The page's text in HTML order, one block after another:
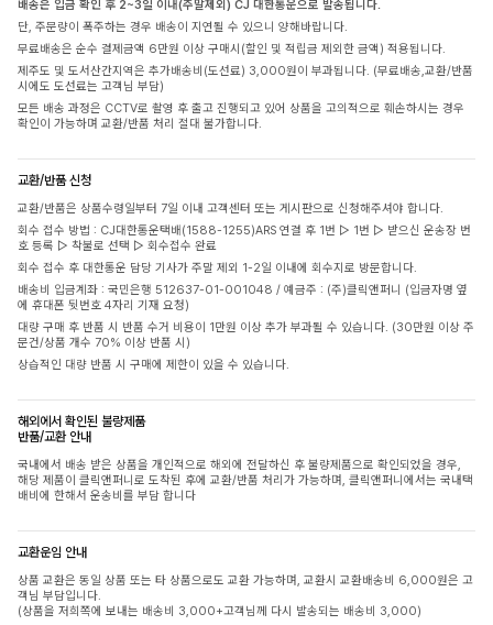
배송은 입금 확인 후 2~3일 이내(주말제외) CJ 대한통운으로 발송됩니다.
단, 주문량이 폭주하는 경우 배송이 지연될 수 있으니 양해바랍니다.
무료배송은 순수 결제금액 6만원 이상 구매시(할인 및 적립금 제외한 금액) 적용됩니다.
제주도 및 도서산간지역은 추가배송비(도선료) 3,000원이 부과됩니다. (무료배송,교환/반품
시에도 도선료는 고객님 부담)
모든 배송 과정은 CCTV로 촬영 후 출고 진행되고 있어 상품을 고의적으로 훼손하시는 경우
확인이 가능하며 교환/반품 처리 절대 불가합니다.
교환/반품 신청
교환/반품은 상품수령일부터 7일 이내 고객센터 또는 게시판으로 신청해주셔야 합니다.
회수 접수 방법 : CJ대한통운택배(1588-1255)ARS 연결 후 1번 ▷ 1번 ▷ 받으신 운송장 번
호 등록 ▷ 착불로 선택 ▷ 회수접수 완료
회수 접수 후 대한통운 담당 기사가 주말 제외 1-2일 이내에 회수지로 방문합니다.
배송비 입금계좌 : 국민은행 512637-01-001048 / 예금주 : (주)클릭앤퍼니 (입금자명 옆
에 휴대폰 뒷번호 4자리 기재 요청)
대량 구매 후 반품 시 반품 수거 비용이 1만원 이상 추가 부과될 수 있습니다. (30만원 이상 주
문건/상품 개수 70% 이상 반품 시)
상습적인 대량 반품 시 구매에 제한이 있을 수 있습니다.
해외에서 확인된 불량제품
반품/교환 안내
국내에서 배송 받은 상품을 개인적으로 해외에 전달하신 후 불량제품으로 확인되었을 경우,
해당 제품이 클릭앤퍼니로 도착된 후에 교환/반품 처리가 가능하며, 클릭앤퍼니에서는 국내택
배비에 한해서 운송비를 부담 합니다
교환운임 안내
상품 교환은 동일 상품 또는 타 상품으로도 교환 가능하며, 교환시 교환배송비 6,000원은 고
객님 부담입니다.
(상품을 저희쪽에 보내는 배송비 3,000+고객님께 다시 발송되는 배송비 3,000)